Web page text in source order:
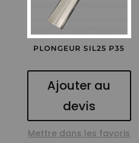
PLONGEUR SIL25 P35
Ajouter au
devis
Mettre dans les favoris